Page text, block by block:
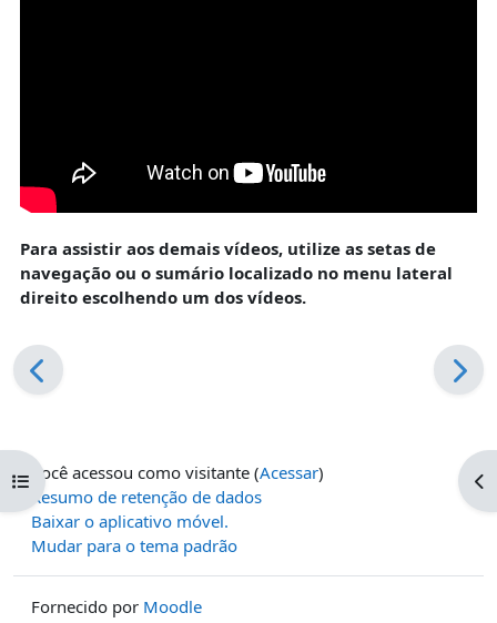
Abrir índice do curso
Para assistir aos demais vídeos, utilize as setas de
navegação ou o sumário localizado no menu lateral
direito escolhendo um dos vídeos.
Você acessou como visitante (Acessar)
Resumo de retenção de dados
Baixar o aplicativo móvel.
Mudar para o tema padrão
Fornecido por Moodle